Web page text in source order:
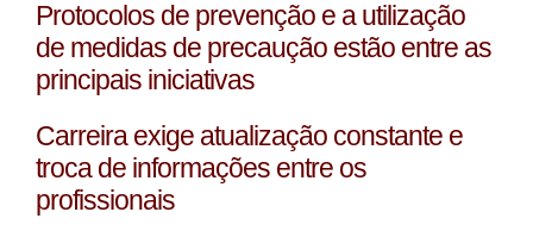
Protocolos de prevenção e a utilização
de medidas de precaução estão entre as
principais iniciativas
Carreira exige atualização constante e
troca de informações entre os
profissionais